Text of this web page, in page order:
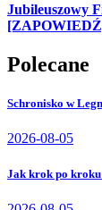
Jubileuszowy
Polecane
Schronisko w
2026-08-05
Jak krok po